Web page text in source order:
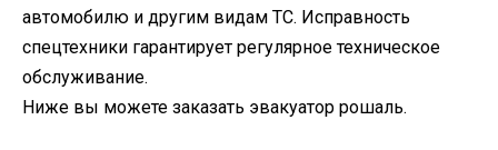
автомобилю и другим видам ТС. Исправность
спецтехники гарантирует регулярное техническое
обслуживание.
Ниже вы можете заказать эвакуатор рошаль.